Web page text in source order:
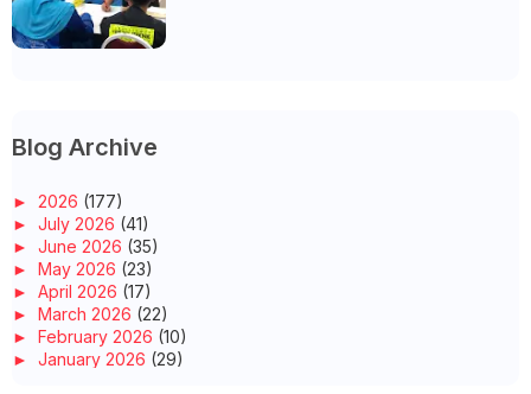
Blog Archive
► 2026 (177)
► July 2026 (41)
► June 2026 (35)
► May 2026 (23)
► April 2026 (17)
► March 2026 (22)
► February 2026 (10)
► January 2026 (29)